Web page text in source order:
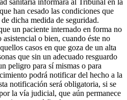
sanitaria informará al Tribunal en la
han cesado las condiciones que
dicha medida de seguridad.
un paciente internado en forma no
o bien, cuando éste no
casos en que goza de un alta
que sin un adecuado resguardo
peligro para sí mismas o para
podrá notificar del hecho a la
notificación será obligatoria, si se
la vía judicial, que aún permanece